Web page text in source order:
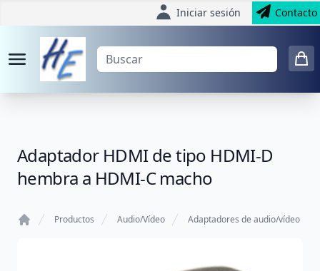
Iniciar sesión Contacto
Adaptador HDMI de tipo HDMI-D
hembra a HDMI-C macho
Productos Audio/Vídeo Adaptadores de audio/vídeo